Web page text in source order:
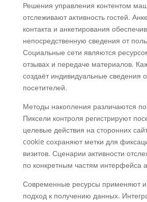
Решения управления контентом
отслеживают активность гостей.
контакта и анкетирования
непосредственную сведения от
Социальные сети являются
отзывах и передаче материалов.
создаёт индивидуальные сведения
посетителей.
Методы накопления различаются
Пиксели контроля регистрируют
целевые действия на сторонних
cookie сохраняют метки для
визитов. Сценарии активности
по конкретным частям интерфейса
Современные ресурсы применяют
подход к получению данных.